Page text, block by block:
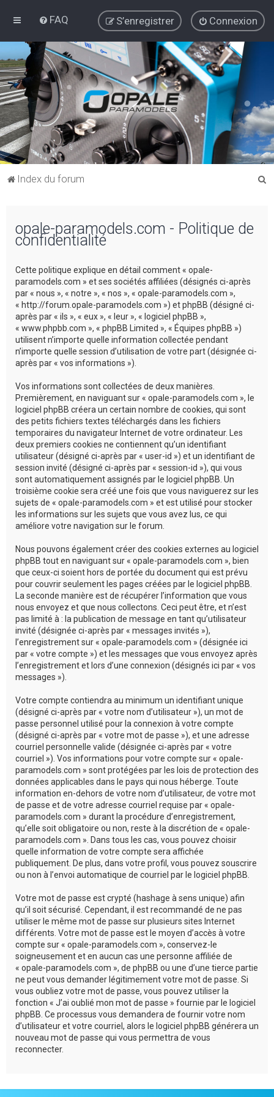
FAQ Connexion
S’enregistrer
Index du forum
opale-paramodels.com - Politique de
confidentialité
Cette politique explique en détail comment « opale-
paramodels.com » et ses sociétés affiliées (désignés ci-après
par « nous », « notre », « nos », « opale-paramodels.com »,
« http://forum.opale-paramodels.com ») et phpBB (désigné ci-
après par « ils », « eux », « leur », « logiciel phpBB »,
« www.phpbb.com », « phpBB Limited », « Équipes phpBB »)
utilisent n’importe quelle information collectée pendant
n’importe quelle session d’utilisation de votre part (désignée ci-
après par « vos informations »).
Vos informations sont collectées de deux manières.
Premièrement, en naviguant sur « opale-paramodels.com », le
logiciel phpBB créera un certain nombre de cookies, qui sont
des petits fichiers textes téléchargés dans les fichiers
temporaires du navigateur Internet de votre ordinateur. Les
deux premiers cookies ne contiennent qu’un identifiant
utilisateur (désigné ci-après par « user-id ») et un identifiant de
session invité (désigné ci-après par « session-id »), qui vous
sont automatiquement assignés par le logiciel phpBB. Un
troisième cookie sera créé une fois que vous naviguerez sur les
sujets de « opale-paramodels.com » et est utilisé pour stocker
les informations sur les sujets que vous avez lus, ce qui
améliore votre navigation sur le forum.
Nous pouvons également créer des cookies externes au logiciel
phpBB tout en naviguant sur « opale-paramodels.com », bien
que ceux-ci soient hors de portée du document qui est prévu
pour couvrir seulement les pages créées par le logiciel phpBB.
La seconde manière est de récupérer l’information que vous
nous envoyez et que nous collectons. Ceci peut être, et n’est
pas limité à : la publication de message en tant qu’utilisateur
invité (désignée ci-après par « messages invités »),
l’enregistrement sur « opale-paramodels.com » (désignée ici
par « votre compte ») et les messages que vous envoyez après
l’enregistrement et lors d’une connexion (désignés ici par « vos
messages »).
Votre compte contiendra au minimum un identifiant unique
(désigné ci-après par « votre nom d’utilisateur »), un mot de
passe personnel utilisé pour la connexion à votre compte
(désigné ci-après par « votre mot de passe »), et une adresse
courriel personnelle valide (désignée ci-après par « votre
courriel »). Vos informations pour votre compte sur « opale-
paramodels.com » sont protégées par les lois de protection des
données applicables dans le pays qui nous héberge. Toute
information en-dehors de votre nom d’utilisateur, de votre mot
de passe et de votre adresse courriel requise par « opale-
paramodels.com » durant la procédure d’enregistrement,
qu’elle soit obligatoire ou non, reste à la discrétion de « opale-
paramodels.com ». Dans tous les cas, vous pouvez choisir
quelle information de votre compte sera affichée
publiquement. De plus, dans votre profil, vous pouvez souscrire
ou non à l’envoi automatique de courriel par le logiciel phpBB.
Votre mot de passe est crypté (hashage à sens unique) afin
qu’il soit sécurisé. Cependant, il est recommandé de ne pas
utiliser le même mot de passe sur plusieurs sites Internet
différents. Votre mot de passe est le moyen d’accès à votre
compte sur « opale-paramodels.com », conservez-le
soigneusement et en aucun cas une personne affiliée de
« opale-paramodels.com », de phpBB ou une d’une tierce partie
ne peut vous demander légitimement votre mot de passe. Si
vous oubliez votre mot de passe, vous pouvez utiliser la
fonction « J’ai oublié mon mot de passe » fournie par le logiciel
phpBB. Ce processus vous demandera de fournir votre nom
d’utilisateur et votre courriel, alors le logiciel phpBB générera un
nouveau mot de passe qui vous permettra de vous
reconnecter.